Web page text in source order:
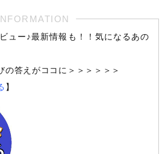
ュー♪最新情報も！！気になるあの
の答えがココに＞＞＞＞＞＞
】